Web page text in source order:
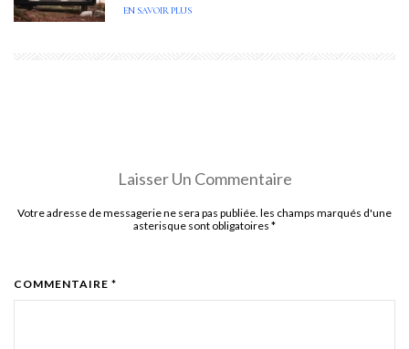
EN SAVOIR PLUS
Laisser Un Commentaire
Votre adresse de messagerie ne sera pas publiée. les champs marqués d'une
asterisque sont obligatoires *
COMMENTAIRE *